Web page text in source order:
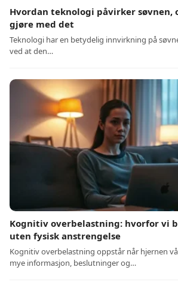
Hvordan teknologi påvirker søvnen,
gjøre med det
Teknologi har en betydelig innvirkning på
ved at den…
Kognitiv overbelastning: hvorfor vi
uten fysisk anstrengelse
Kognitiv overbelastning oppstår når hjernen
mye informasjon, beslutninger og…